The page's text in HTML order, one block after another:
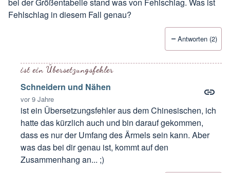
Fehlschlag in diesem Fall genau?
Antworten (2)
ist ein Übersetzungsfehler
Schneidern und Nähen
vor 9 Jahre
ist ein Übersetzungsfehler aus dem Chinesischen, ich
hatte das kürzlich auch und bin darauf gekommen,
dass es nur der Umfang des Ärmels sein kann. Aber
was das bei dir genau ist, kommt auf den
Zusammenhang an... ;)